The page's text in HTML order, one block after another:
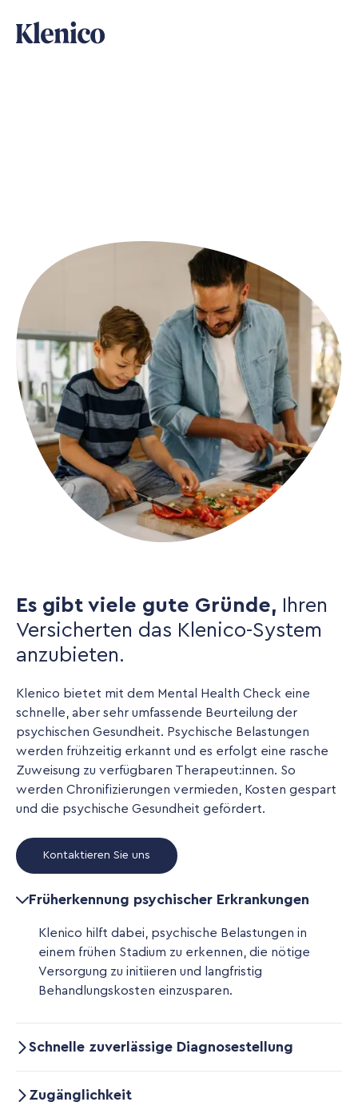
Es gibt viele gute Gründe,
Ihren
Versicherten das Klenico-System
anzubieten.
Klenico bietet mit dem Mental Health Check eine
schnelle, aber sehr umfassende Beurteilung der
psychischen Gesundheit. Psychische Belastungen
werden frühzeitig erkannt und es erfolgt eine rasche
Zuweisung zu verfügbaren Therapeut:innen. So
werden Chronifizierungen vermieden, Kosten gespart
und die psychische Gesundheit gefördert.
Kontaktieren Sie uns
Früherkennung psychischer Erkrankungen
Klenico hilft dabei, psychische Belastungen in
einem frühen Stadium zu erkennen, die nötige
Versorgung zu initiieren und langfristig
Behandlungskosten einzusparen.
Schnelle zuverlässige Diagnosestellung
Zugänglichkeit